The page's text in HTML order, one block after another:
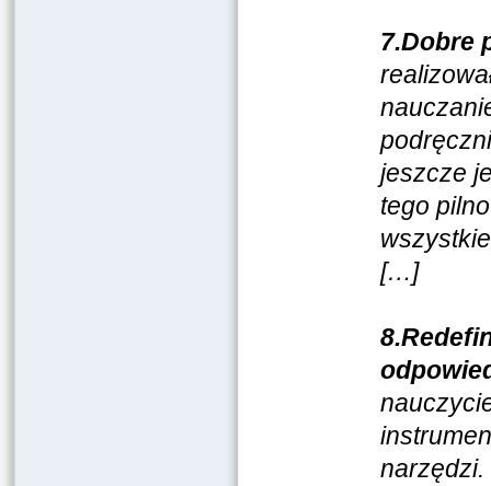
7.Dobre
jeszcze
tego
[…]